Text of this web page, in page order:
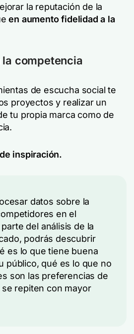
la reputación de la
en aumentofidelidad a la
competencia
de escucha social te
proyectos y realizar un
tu propia marca como de
inspiración.
datos sobre la
en el
del análisis de la
podrás descubrir
es lo que tiene buena
público, qué es lo que no
son las preferencias de
repiten con mayor